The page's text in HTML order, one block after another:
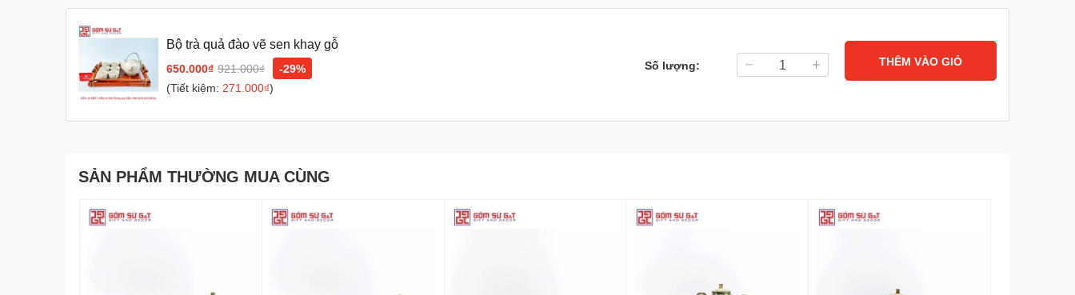
Bộ trà quả đào vẽ sen khay gỗ
650.000₫ 921.000₫
-29%
(Tiết kiệm: 271.000₫)
Số lượng: THÊM VÀO GIỎ
SẢN PHẨM THƯỜNG MUA CÙNG